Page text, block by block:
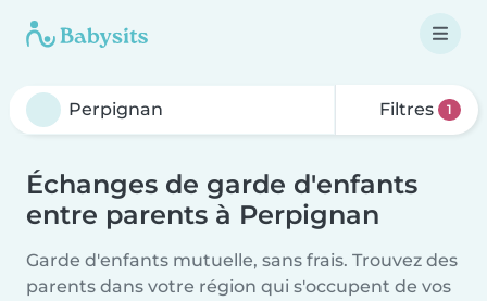
Filtres 1
Échanges de garde d'enfants
entre parents à Perpignan
Garde d'enfants mutuelle, sans frais. Trouvez des
parents dans votre région qui s'occupent de vos